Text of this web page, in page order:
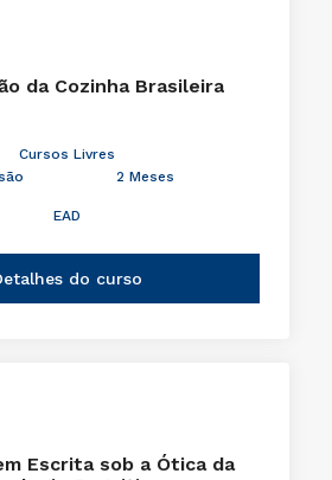
da Cozinha Brasileira
Cursos Livres
2 Meses
EAD
do curso
Escrita sob a Ótica da